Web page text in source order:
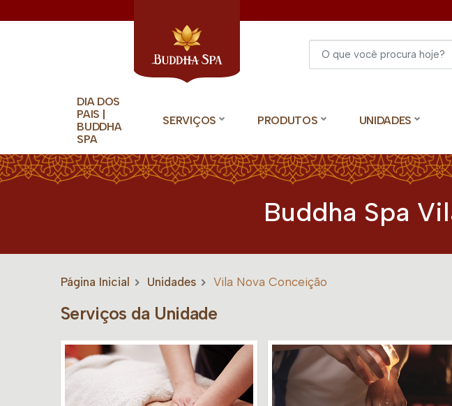
DIA DOS
PAIS |
BUDDHA
SPA
SERVIÇOS PRODUTOS UNIDADES
Buddha Spa
Página Inicial Unidades Vila Nova Conceição
Serviços da Unidade